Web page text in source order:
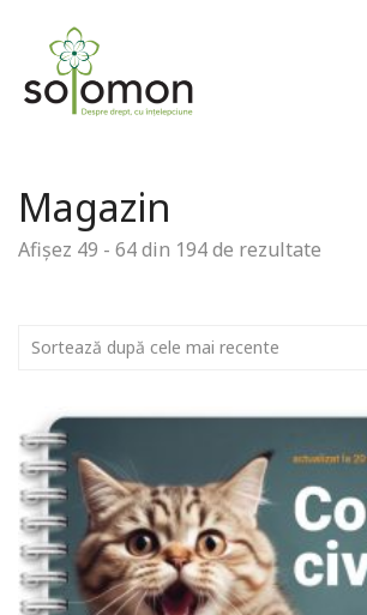
Magazin
Afișez 49 - 64 din 194 de rezultate
Sortează după cele mai recente